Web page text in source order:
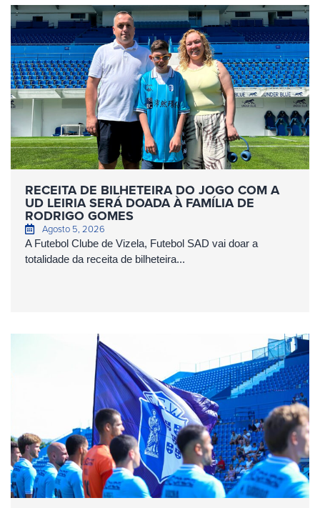
RECEITA DE BILHETEIRA DO JOGO COM A
UD LEIRIA SERÁ DOADA À FAMÍLIA DE
RODRIGO GOMES
Agosto 5, 2026
A Futebol Clube de Vizela, Futebol SAD vai doar a
totalidade da receita de bilheteira...